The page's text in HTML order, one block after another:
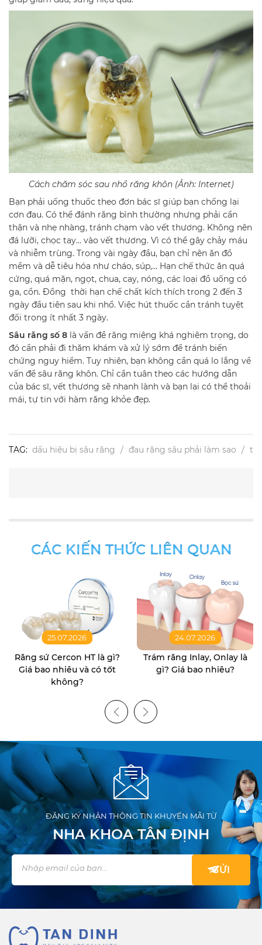
Cách chăm sóc sau nhổ răng khôn (Ảnh: Internet)
Bạn phải uống thuốc theo đơn bác sĩ giúp bạn chống lại
cơn đau. Có thể đánh răng bình thường nhưng phải cẩn
thận và nhẹ nhàng, tránh chạm vào vết thương. Không nên
đá lưỡi, chọc tay… vào vết thương. Vì có thể gây chảy máu
và nhiễm trùng. Trong vài ngày đầu, bạn chỉ nên ăn đồ
mềm và dễ tiêu hóa như cháo, súp,… Hạn chế thức ăn quá
cứng, quá mặn, ngọt, chua, cay, nóng, các loại đồ uống có
ga, cồn. Đồng thời hạn chế chất kích thích trong 2 đến 3
ngày đầu tiên sau khi nhổ. Việc hút thuốc cần tránh tuyệt
đối trong ít nhất 3 ngày.
Sâu răng số 8 là vấn đề răng miệng khá nghiêm trọng, do
đó cần phải đi thăm khám và xử lý sớm để tránh biến
chứng nguy hiểm. Tuy nhiên, bạn không cần quá lo lắng về
vấn đề sâu răng khôn. Chỉ cần tuân theo các hướng dẫn
của bác sĩ, vết thương sẽ nhanh lành và bạn lại có thể thoải
mái, tự tin với hàm răng khỏe đẹp.
TAG: dấu hiệu bị sâu răng đau răng sâu phải làm sao tại
CÁC KIẾN THỨC LIÊN QUAN
25.07.2026
Răng sứ Cercon HT là gì?
Giá bao nhiêu và có tốt
không?
24.07.2026
Trám răng Inlay, Onlay là
gì? Giá bao nhiêu?
ĐĂNG KÝ NHẬN THÔNG TIN KHUYẾN MÃI TỪ
NHA KHOA TÂN ĐỊNH